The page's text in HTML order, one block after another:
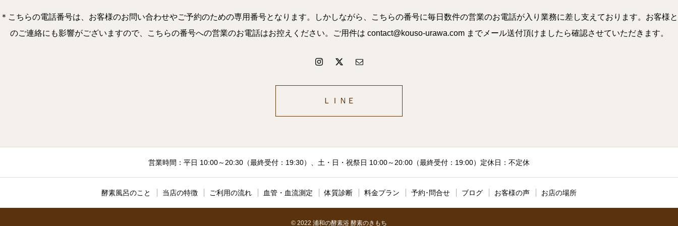
＊こちらの電話番号は、お客様のお問い合わせやご予約のための専用番号となります。しかしながら、こちらの番号に毎日数件の営業のお電話が入り業務に差し支えております。お客様と
のご連絡にも影響がございますので、こちらの番号への営業のお電話はお控えください。ご用件は contact@kouso-urawa.com までメール送付頂けましたら確認させていただきます。
ＬＩＮＥ
営業時間：平日 10:00～20:30（最終受付：19:30）、土・日・祝祭日 10:00～20:00（最終受付：19:00）定休日：不定休
酵素風呂のこと 当店の特徴 ご利用の流れ 血管・血流測定 体質診断 料金プラン 予約･問合せ ブログ お客様の声 お店の場所
© 2022 浦和の酵素浴 酵素のきもち